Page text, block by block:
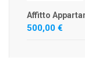
Affitto
500,00 €